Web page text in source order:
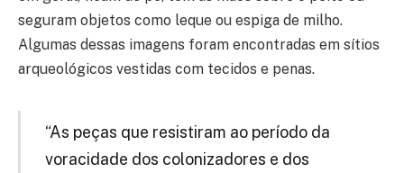
seguram objetos como leque ou espiga de milho.
Algumas dessas imagens foram encontradas em sítios
arqueológicos vestidas com tecidos e penas.
“As peças que resistiram ao período da
voracidade dos colonizadores e dos